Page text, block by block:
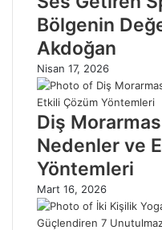
Bölgenin
Akdoğan
Nisan 17, 2026
Diş
Nedenler ve
Yöntemleri
Mart 16, 2026